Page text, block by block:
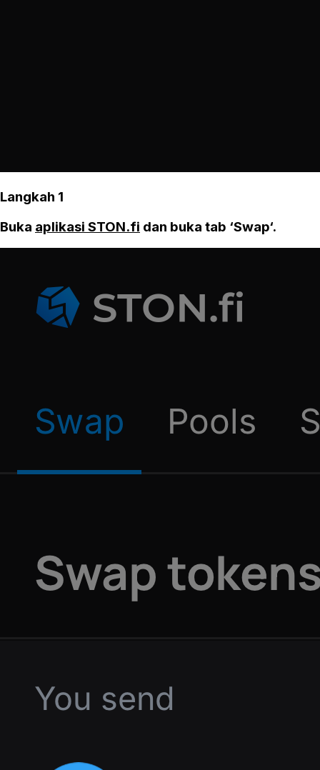
Langkah 1
Buka aplikasi STON.fi dan buka tab ‘Swap‘.